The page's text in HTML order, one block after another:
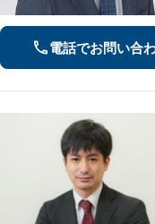
電話でお問い合